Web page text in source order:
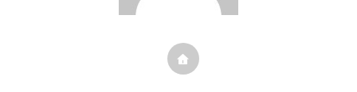
無料相談へ